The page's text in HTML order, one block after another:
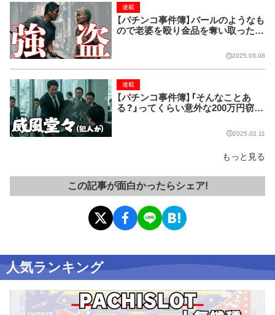
【パチンコ事件簿】バールのようなも
ので老婆を殴り金品を奪い取った男
連載
2025.03.08
【パチンコ事件簿】「そんなことあ
る？」ってくらい意外な200万円窃盗
連載
2025.02.11
もっと見る
この記事が面白かったらシェア!
人気ランキング